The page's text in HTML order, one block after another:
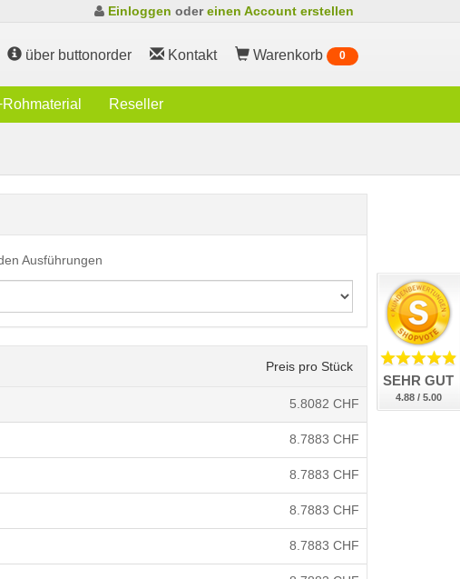
Einloggen odereinen Account erstellen
über buttonorder Kontakt Warenkorb 0
Reseller
Ausführungen
Preis pro Stück
5.8082 CHF
8.7883 CHF
8.7883 CHF
8.7883 CHF
8.7883 CHF
SEHR GUT
4.88 / 5.00